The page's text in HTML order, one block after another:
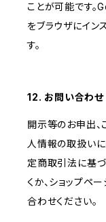
ことが可能です
をブラウザにイン
す。
12. お問い合わせ
開示等のお申出、
人情報の取扱いに
定商取引法に基
くか、ショップペ
合わせください。